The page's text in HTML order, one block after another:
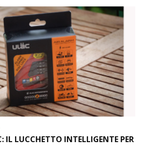
IL LUCCHETTO INTELLIGENTE PER